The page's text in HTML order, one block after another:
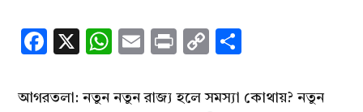
Facebook
X WhatsApp
EmailPrintCopy
আগরতলা: নতুন নতুন রাজ্য হলে সমস্যা কোথায়? নতুন